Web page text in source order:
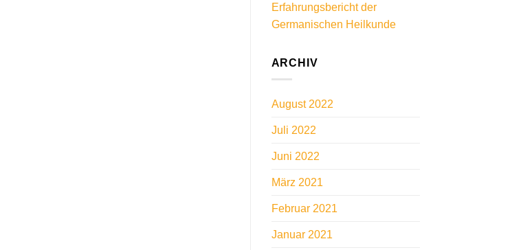
Erfahrungsbericht der
Germanischen Heilkunde
ARCHIV
August 2022
Juli 2022
Juni 2022
März 2021
Februar 2021
Januar 2021